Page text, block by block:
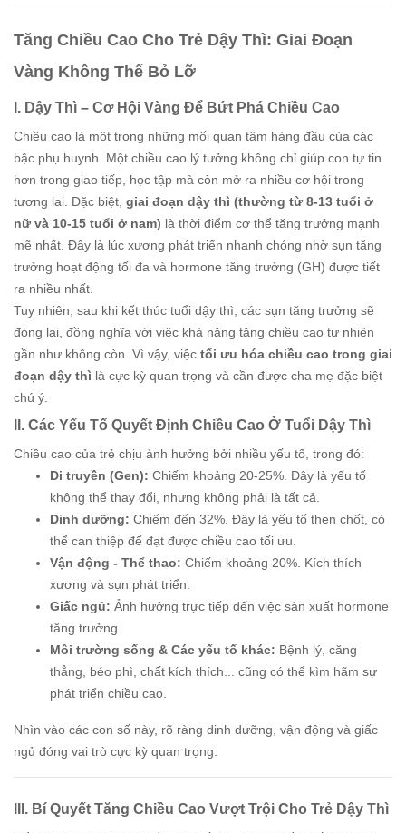
Tăng Chiều Cao Cho Trẻ Dậy Thì: Giai Đoạn
Vàng Không Thể Bỏ Lỡ
I. Dậy Thì – Cơ Hội Vàng Để Bứt Phá Chiều Cao
Chiều cao là một trong những mối quan tâm hàng đầu của các
bậc phụ huynh. Một chiều cao lý tưởng không chỉ giúp con tự tin
hơn trong giao tiếp, học tập mà còn mở ra nhiều cơ hội trong
tương lai. Đặc biệt, giai đoạn dậy thì (thường từ 8-13 tuổi ở
nữ và 10-15 tuổi ở nam) là thời điểm cơ thể tăng trưởng mạnh
mẽ nhất. Đây là lúc xương phát triển nhanh chóng nhờ sụn tăng
trưởng hoạt động tối đa và hormone tăng trưởng (GH) được tiết
ra nhiều nhất.
Tuy nhiên, sau khi kết thúc tuổi dậy thì, các sụn tăng trưởng sẽ
đóng lại, đồng nghĩa với việc khả năng tăng chiều cao tự nhiên
gần như không còn. Vì vậy, việc tối ưu hóa chiều cao trong giai
đoạn dậy thì là cực kỳ quan trọng và cần được cha mẹ đặc biệt
chú ý.
II. Các Yếu Tố Quyết Định Chiều Cao Ở Tuổi Dậy Thì
Chiều cao của trẻ chịu ảnh hưởng bởi nhiều yếu tố, trong đó:
Di truyền (Gen): Chiếm khoảng 20-25%. Đây là yếu tố
không thể thay đổi, nhưng không phải là tất cả.
Dinh dưỡng: Chiếm đến 32%. Đây là yếu tố then chốt, có
thể can thiệp để đạt được chiều cao tối ưu.
Vận động - Thể thao: Chiếm khoảng 20%. Kích thích
xương và sụn phát triển.
Giấc ngủ: Ảnh hưởng trực tiếp đến việc sản xuất hormone
tăng trưởng.
Môi trường sống & Các yếu tố khác: Bệnh lý, căng
thẳng, béo phì, chất kích thích... cũng có thể kìm hãm sự
phát triển chiều cao.
Nhìn vào các con số này, rõ ràng dinh dưỡng, vận động và giấc
ngủ đóng vai trò cực kỳ quan trọng.
III. Bí Quyết Tăng Chiều Cao Vượt Trội Cho Trẻ Dậy Thì